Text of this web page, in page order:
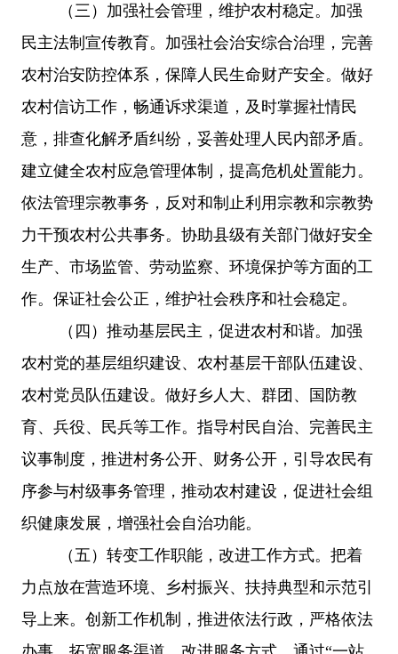
（三）加强社会管理，维护农村稳定。加强
民主法制宣传教育。加强社会治安综合治理，完善
农村治安防控体系，保障人民生命财产安全。做好
农村信访工作，畅通诉求渠道，及时掌握社情民
意，排查化解矛盾纠纷，妥善处理人民内部矛盾。
建立健全农村应急管理体制，提高危机处置能力。
依法管理宗教事务，反对和制止利用宗教和宗教势
力干预农村公共事务。协助县级有关部门做好安全
生产、市场监管、劳动监察、环境保护等方面的工
作。保证社会公正，维护社会秩序和社会稳定。
（四）推动基层民主，促进农村和谐。加强
农村党的基层组织建设、农村基层干部队伍建设、
农村党员队伍建设。做好乡人大、群团、国防教
育、兵役、民兵等工作。指导村民自治、完善民主
议事制度，推进村务公开、财务公开，引导农民有
序参与村级事务管理，推动农村建设，促进社会组
织健康发展，增强社会自治功能。
（五）转变工作职能，改进工作方式。把着
力点放在营造环境、乡村振兴、扶持典型和示范引
导上来。创新工作机制，推进依法行政，严格依法